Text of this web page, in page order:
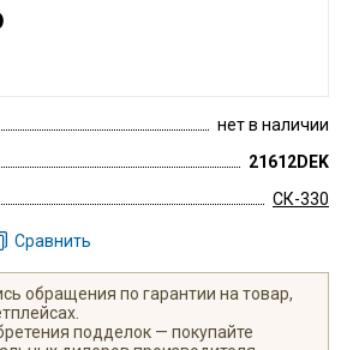
нет в наличии
21612DEK
СК-330
Сравнить
обращения по гарантии на товар,
подделок — покупайте